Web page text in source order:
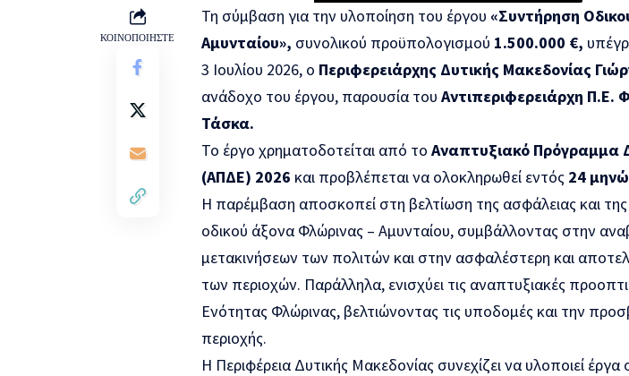
ΚΟΙΝΟΠΟΙΗΣΤΕ
Τη σύμβαση για την υλοποίηση του έργου «Συντήρηση
Αμυνταίου», συνολικού προϋπολογισμού 1.500.000 €,
3 Ιουλίου 2026, ο Περιφερειάρχης Δυτικής Μακεδονίας
ανάδοχο του έργου, παρουσία του Αντιπεριφερειάρχη Π.Ε.
Τάσκα.
Το έργο χρηματοδοτείται από το Αναπτυξιακό Πρόγραμμα
(ΑΠΔΕ) 2026 και προβλέπεται να ολοκληρωθεί εντός 24
Η παρέμβαση αποσκοπεί στη βελτίωση της ασφάλειας και της
οδικού άξονα Φλώρινας – Αμυνταίου, συμβάλλοντας στην
μετακινήσεων των πολιτών και στην ασφαλέστερη και
των περιοχών. Παράλληλα, ενισχύει τις αναπτυξιακές
Ενότητας Φλώρινας, βελτιώνοντας τις υποδομές και την
περιοχής.
Η Περιφέρεια Δυτικής Μακεδονίας συνεχίζει να υλοποιεί